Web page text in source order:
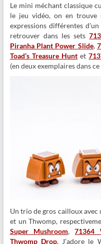
Le mini méchant classique
le jeu vidéo, on en trouve
expressions différentes
retrouver dans les sets
Piranha Plant Power Slide,
Toad’s Treasure Hunt et
(en deux exemplaires dans
Un trio de gros cailloux avec
et un Thwomp,
Super Mushroom,71364
Thwomp Drop. J’adore le